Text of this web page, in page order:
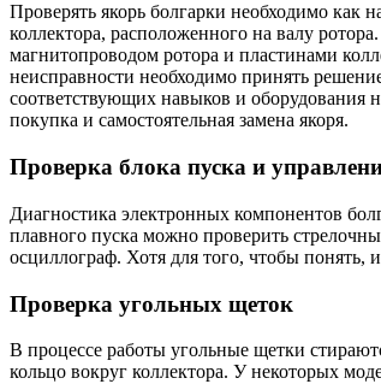
Проверять якорь болгарки необходимо как
коллектора, расположенного на валу
магнитопроводом ротора и пластинами
неисправности необходимо принять
соответствующих навыков и оборудования
покупка и самостоятельная замена якоря.
Проверка блока пуска и
Диагностика электронных компонентов
плавного пуска можно проверить
осциллограф. Хотя для того, чтобы понять,
Проверка угольных щеток
В процессе работы угольные щетки
кольцо вокруг коллектора. У некоторых